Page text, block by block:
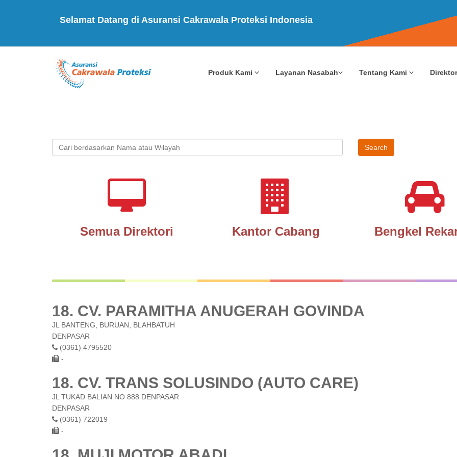
Selamat Datang di Asuransi Cakrawala Proteksi Indonesia
Produk Kami Layanan Nasabah Tentang Kami
Semua Direktori Kantor Cabang Bengkel
18. CV. PARAMITHA ANUGERAH GOVINDA
JL BANTENG, BURUAN, BLAHBATUH
DENPASAR
(0361) 4795520
-
18. CV. TRANS SOLUSINDO (AUTO CARE)
JL TUKAD BALIAN NO 888 DENPASAR
DENPASAR
(0361) 722019
-